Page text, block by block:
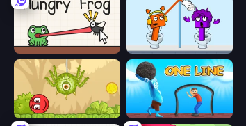
Hungry Frog Square Punki Long Hand
Red Bounce Ball 5 One Line